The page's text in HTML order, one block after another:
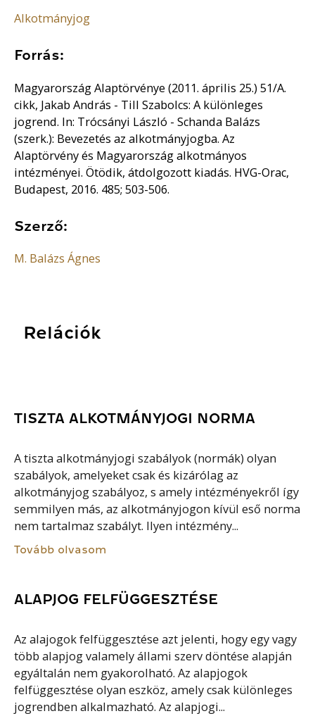
Alkotmányjog
Forrás:
Magyarország Alaptörvénye (2011. április 25.) 51/A.
cikk, Jakab András - Till Szabolcs: A különleges
jogrend. In: Trócsányi László - Schanda Balázs
(szerk.): Bevezetés az alkotmányjogba. Az
Alaptörvény és Magyarország alkotmányos
intézményei. Ötödik, átdolgozott kiadás. HVG-Orac,
Budapest, 2016. 485; 503-506.
Szerző:
M. Balázs Ágnes
Relációk
TISZTA ALKOTMÁNYJOGI NORMA
A tiszta alkotmányjogi szabályok (normák) olyan
szabályok, amelyeket csak és kizárólag az
alkotmányjog szabályoz, s amely intézményekről így
semmilyen más, az alkotmányjogon kívül eső norma
nem tartalmaz szabályt. Ilyen intézmény...
Tovább olvasom
ALAPJOG FELFÜGGESZTÉSE
Az alajogok felfüggesztése azt jelenti, hogy egy vagy
több alapjog valamely állami szerv döntése alapján
egyáltalán nem gyakorolható. Az alapjogok
felfüggesztése olyan eszköz, amely csak különleges
jogrendben alkalmazható. Az alapjogi...